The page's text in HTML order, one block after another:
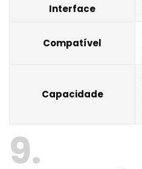
Interface
Compatível
Capacidade
9